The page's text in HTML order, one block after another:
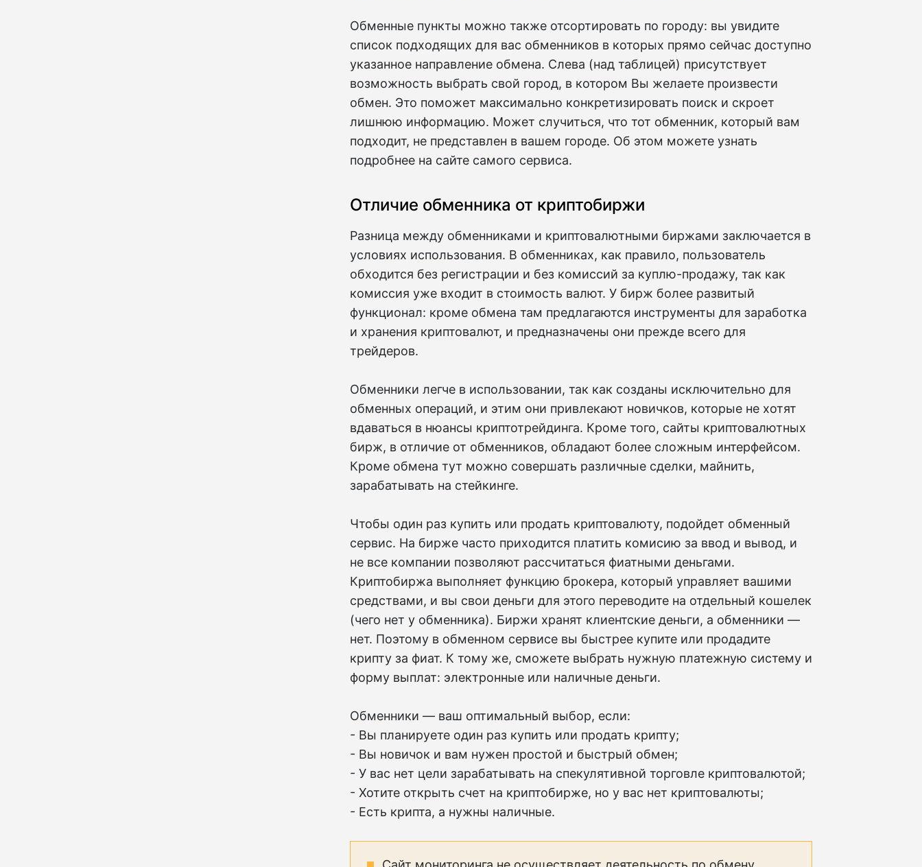
Обменные пункты можно также отсортировать по городу: вы увидите
список подходящих для вас обменников в которых прямо сейчас доступно
указанное направление обмена. Слева (над таблицей) присутствует
возможность выбрать свой город, в котором Вы желаете произвести
обмен. Это поможет максимально конкретизировать поиск и скроет
лишнюю информацию. Может случиться, что тот обменник, который вам
подходит, не представлен в вашем городе. Об этом можете узнать
подробнее на сайте самого сервиса.
Отличие обменника от криптобиржи
Разница между обменниками и криптовалютными биржами заключается в
условиях использования. В обменниках, как правило, пользователь
обходится без регистрации и без комиссий за куплю-продажу, так как
комиссия уже входит в стоимость валют. У бирж более развитый
функционал: кроме обмена там предлагаются инструменты для заработка
и хранения криптовалют, и предназначены они прежде всего для
трейдеров.
Обменники легче в использовании, так как созданы исключительно для
обменных операций, и этим они привлекают новичков, которые не хотят
вдаваться в нюансы криптотрейдинга. Кроме того, сайты криптовалютных
бирж, в отличие от обменников, обладают более сложным интерфейсом.
Кроме обмена тут можно совершать различные сделки, майнить,
зарабатывать на стейкинге.
Чтобы один раз купить или продать криптовалюту, подойдет обменный
сервис. На бирже часто приходится платить комисию за ввод и вывод, и
не все компании позволяют рассчитаться фиатными деньгами.
Криптобиржа выполняет функцию брокера, который управляет вашими
средствами, и вы свои деньги для этого переводите на отдельный кошелек
(чего нет у обменника). Биржи хранят клиентские деньги, а обменники —
нет. Поэтому в обменном сервисе вы быстрее купите или продадите
крипту за фиат. К тому же, сможете выбрать нужную платежную систему и
форму выплат: электронные или наличные деньги.
Обменники — ваш оптимальный выбор, если:
- Вы планируете один раз купить или продать крипту;
- Вы новичок и вам нужен простой и быстрый обмен;
- У вас нет цели зарабатывать на спекулятивной торговле криптовалютой;
- Хотите открыть счет на криптобирже, но у вас нет криптовалюты;
- Есть крипта, а нужны наличные.